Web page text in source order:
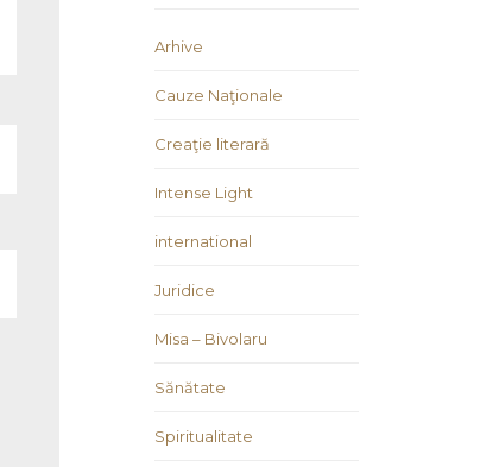
Arhive
Cauze Naţionale
Creaţie literară
Intense Light
international
Juridice
Misa – Bivolaru
Sănătate
Spiritualitate